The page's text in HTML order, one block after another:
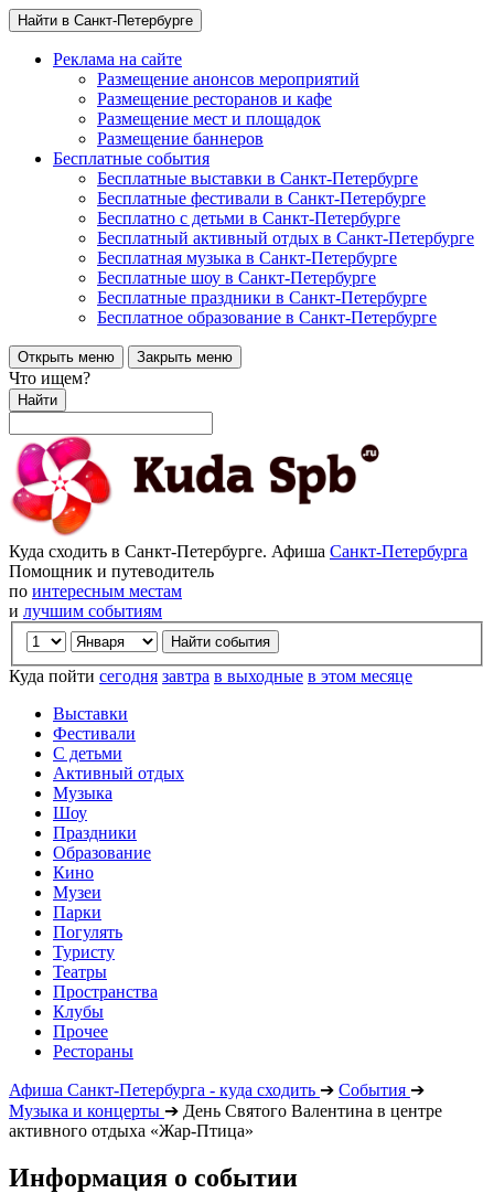
Найти в Санкт-Петербурге
Реклама на сайте
Размещение анонсов мероприятий
Размещение ресторанов и кафе
Размещение мест и площадок
Размещение баннеров
Бесплатные события
Бесплатные выставки в Санкт-Петербурге
Бесплатные фестивали в Санкт-Петербурге
Бесплатно с детьми в Санкт-Петербурге
Бесплатный активный отдых в Санкт-Петербурге
Бесплатная музыка в Санкт-Петербурге
Бесплатные шоу в Санкт-Петербурге
Бесплатные праздники в Санкт-Петербурге
Бесплатное образование в Санкт-Петербурге
Открыть меню Закрыть меню
Что ищем?
Найти
Куда сходить в Санкт-Петербурге. Афиша Санкт-Петербурга
Помощник и путеводитель
по интересным местам
и лучшим событиям
Куда пойти сегодня завтра в выходные в этом месяце
Выставки
Фестивали
С детьми
Активный отдых
Музыка
Шоу
Праздники
Образование
Кино
Музеи
Парки
Погулять
Туристу
Театры
Пространства
Клубы
Прочее
Рестораны
Афиша Санкт-Петербурга - куда сходить ➔ События ➔
Музыка и концерты ➔ День Святого Валентина в центре
активного отдыха «Жар-Птица»
Информация о событии